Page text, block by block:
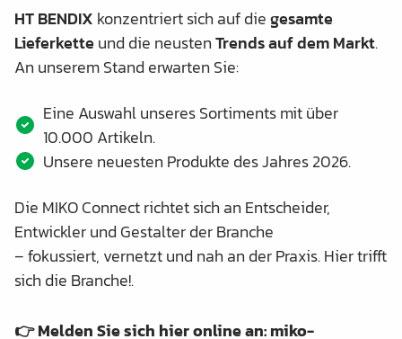
HT BENDIX konzentriert sich auf diegesamte
Lieferkette und die neustenTrends auf dem Markt.
An unserem Stand erwarten Sie:
Eine Auswahl unseres Sortiments mit über
10.000 Artikeln.
Unsere neuesten Produkte des Jahres 2026.
Die MIKO Connect richtet sich an Entscheider,
Entwickler und Gestalter der Branche
– fokussiert, vernetzt und nah an der Praxis. Hier trifft
sich die Branche!.
👉 Melden Sie sich hier online an:miko-